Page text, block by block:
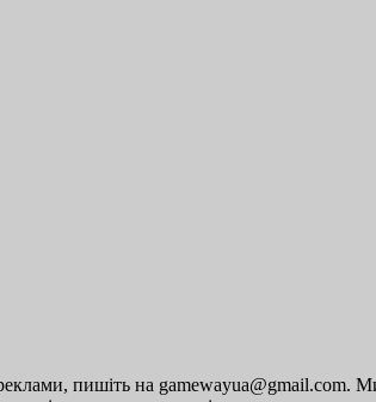
пишіть на gamewayua@gmail.com.